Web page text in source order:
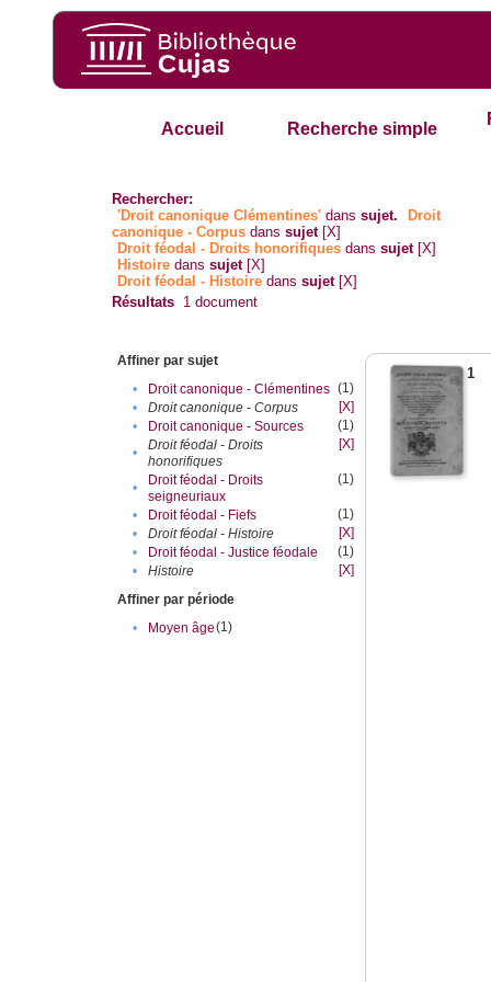
Accueil Recherche simple
Rechercher:
'Droit canonique Clémentines' danssujet.
Droit
canonique - Corpus danssujet [X]
Droit féodal - Droits honorifiques danssujet [X]
Histoire danssujet [X]
Droit féodal - Histoire danssujet [X]
Résultats 1 document
Affiner par sujet
•
Droit canonique - Clémentines (1)
•
Droit canonique - Corpus
[X]
•
Droit canonique - Sources
(1)
•
Droit féodal - Droits
honorifiques
[X]
•
Droit féodal - Droits
seigneuriaux
(1)
• Droit féodal - Fiefs
(1)
•
Droit féodal - Histoire
[X]
•
Droit féodal - Justice féodale
(1)
•
Histoire
[X]
Affiner par période
•
Moyen âge(1)
1